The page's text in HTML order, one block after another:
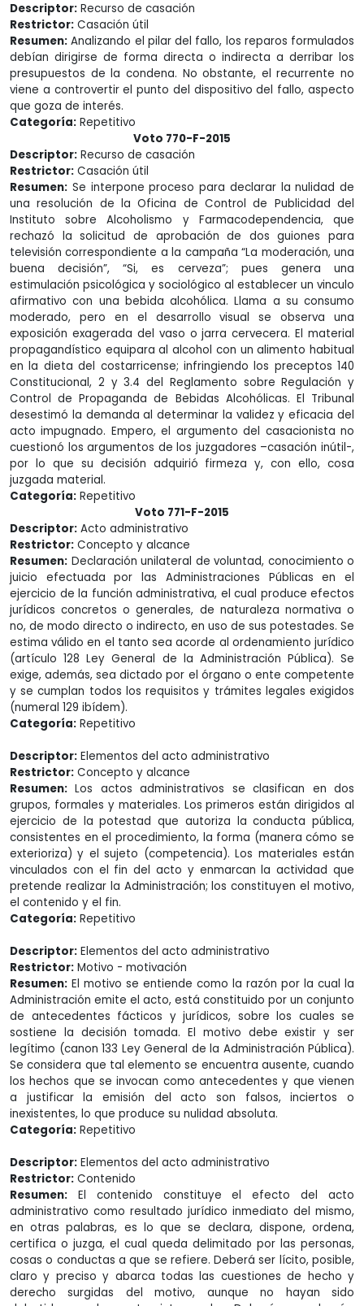
Descriptor: Recurso de casación
Restrictor: Casación útil
Resumen: Analizando el pilar del fallo, los reparos formulados
debían dirigirse de forma directa o indirecta a derribar los
presupuestos de la condena. No obstante, el recurrente no
viene a controvertir el punto del dispositivo del fallo, aspecto
que goza de interés.
Categoría: Repetitivo
Voto 770-F-2015
Descriptor: Recurso de casación
Restrictor: Casación útil
Resumen: Se interpone proceso para declarar la nulidad de
una resolución de la Oficina de Control de Publicidad del
Instituto sobre Alcoholismo y Farmacodependencia, que
rechazó la solicitud de aprobación de dos guiones para
televisión correspondiente a la campaña “La moderación, una
buena decisión”, “Si, es cerveza”; pues genera una
estimulación psicológica y sociológico al establecer un vinculo
afirmativo con una bebida alcohólica. Llama a su consumo
moderado, pero en el desarrollo visual se observa una
exposición exagerada del vaso o jarra cervecera. El material
propagandístico equipara al alcohol con un alimento habitual
en la dieta del costarricense; infringiendo los preceptos 140
Constitucional, 2 y 3.4 del Reglamento sobre Regulación y
Control de Propaganda de Bebidas Alcohólicas. El Tribunal
desestimó la demanda al determinar la validez y eficacia del
acto impugnado. Empero, el argumento del casacionista no
cuestionó los argumentos de los juzgadores –casación inútil-,
por lo que su decisión adquirió firmeza y, con ello, cosa
juzgada material.
Categoría: Repetitivo
Voto 771-F-2015
Descriptor: Acto administrativo
Restrictor: Concepto y alcance
Resumen: Declaración unilateral de voluntad, conocimiento o
juicio efectuada por las Administraciones Públicas en el
ejercicio de la función administrativa, el cual produce efectos
jurídicos concretos o generales, de naturaleza normativa o
no, de modo directo o indirecto, en uso de sus potestades. Se
estima válido en el tanto sea acorde al ordenamiento jurídico
(artículo 128 Ley General de la Administración Pública). Se
exige, además, sea dictado por el órgano o ente competente
y se cumplan todos los requisitos y trámites legales exigidos
(numeral 129 ibídem).
Categoría: Repetitivo
Descriptor: Elementos del acto administrativo
Restrictor: Concepto y alcance
Resumen: Los actos administrativos se clasifican en dos
grupos, formales y materiales. Los primeros están dirigidos al
ejercicio de la potestad que autoriza la conducta pública,
consistentes en el procedimiento, la forma (manera cómo se
exterioriza) y el sujeto (competencia). Los materiales están
vinculados con el fin del acto y enmarcan la actividad que
pretende realizar la Administración; los constituyen el motivo,
el contenido y el fin.
Categoría: Repetitivo
Descriptor: Elementos del acto administrativo
Restrictor: Motivo - motivación
Resumen: El motivo se entiende como la razón por la cual la
Administración emite el acto, está constituido por un conjunto
de antecedentes fácticos y jurídicos, sobre los cuales se
sostiene la decisión tomada. El motivo debe existir y ser
legítimo (canon 133 Ley General de la Administración Pública).
Se considera que tal elemento se encuentra ausente, cuando
los hechos que se invocan como antecedentes y que vienen
a justificar la emisión del acto son falsos, inciertos o
inexistentes, lo que produce su nulidad absoluta.
Categoría: Repetitivo
Descriptor: Elementos del acto administrativo
Restrictor: Contenido
Resumen: El contenido constituye el efecto del acto
administrativo como resultado jurídico inmediato del mismo,
en otras palabras, es lo que se declara, dispone, ordena,
certifica o juzga, el cual queda delimitado por las personas,
cosas o conductas a que se refiere. Deberá ser lícito, posible,
claro y preciso y abarca todas las cuestiones de hecho y
derecho surgidas del motivo, aunque no hayan sido